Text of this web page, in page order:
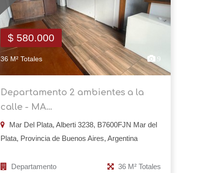
$ 580.000
36 M² Totales 9
Departamento 2 ambientes a la
calle - MA...
Mar Del Plata, Alberti 3238, B7600FJN Mar del
Plata, Provincia de Buenos Aires, Argentina
Departamento 36 M² Totales